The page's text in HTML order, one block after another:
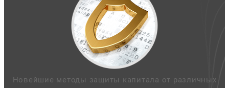
Новейшие методы защиты капитала от различных